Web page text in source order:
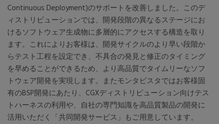
Continuous Deployment)のサポートを改善しました。このデ
ィストリビューションでは、開発段階の異なるステージにお
けるソフトウェア生成物に多層的にアクセスする構造を取り
ます。これによりお客様は、開発サイクルのより早い段階か
らテスト工程を設定でき、不具合の発見と修正のタイミング
を早めることができるため、より高品質でタイムリーなソフ
トウェア開発を実現します。またモンタビスタではお客様固
有のBSP開発にあたり、CGXディストリビューション向けテス
トハーネスの利用や、自社の専門知識を高品質製品の開発に
活用いただく「共同開発サービス」もご用意しています。